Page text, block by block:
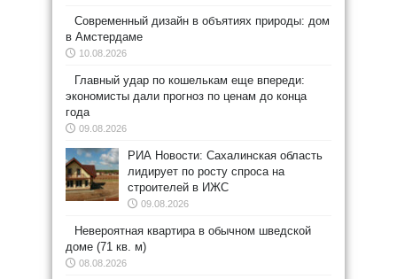
Современный дизайн в объятиях природы: дом
в Амстердаме
10.08.2026
Главный удар по кошелькам еще впереди:
экономисты дали прогноз по ценам до конца
года
09.08.2026
РИА Новости: Сахалинская область
лидирует по росту спроса на
строителей в ИЖС
09.08.2026
Невероятная квартира в обычном шведской
доме (71 кв. м)
08.08.2026